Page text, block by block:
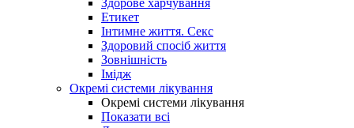
Здорове харчування
Етикет
Інтимне життя. Секс
Здоровий спосіб життя
Зовнішність
Імідж
Окремі системи лікування
Окремі системи лікування
Показати всі